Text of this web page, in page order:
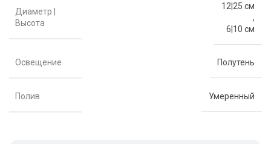
Диаметр |
Высота
12|25 см
,
6|10 см
Освещение Полутень
Полив Умеренный